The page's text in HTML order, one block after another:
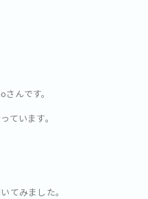
んです。
ています。
てみました。